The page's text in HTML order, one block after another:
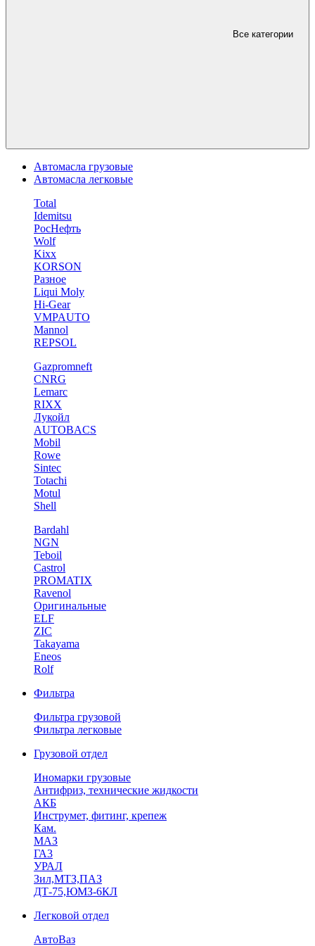
Все категории
Автомасла грузовые
Автомасла легковые
Total
Idemitsu
РосНефть
Wolf
Kixx
KORSON
Разное
Liqui Moly
Hi-Gear
VMPAUTO
Mannol
REPSOL
Gazpromneft
CNRG
Lemarc
RIXX
Лукойл
AUTOBACS
Mobil
Rowe
Sintec
Totachi
Motul
Shell
Bardahl
NGN
Teboil
Castrol
PROMATIX
Ravenol
Оригинальные
ELF
ZIC
Takayama
Eneos
Rolf
Фильтра
Фильтра грузовой
Фильтра легковые
Грузовой отдел
Иномарки грузовые
Антифриз, технические жидкости
АКБ
Инструмет, фитинг, крепеж
Кам.
МАЗ
ГА3
УРАЛ
Зил,МТЗ,ПАЗ
ДТ-75,ЮМЗ-6КЛ
Легковой отдел
АвтоВаз